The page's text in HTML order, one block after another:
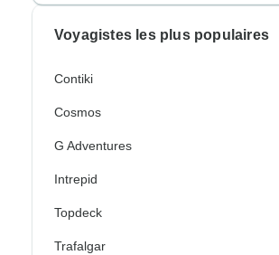
Voyagistes les plus populaires
Contiki
Cosmos
G Adventures
Intrepid
Topdeck
Trafalgar